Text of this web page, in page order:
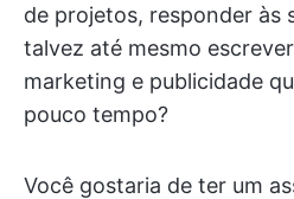
de projetos, responder às
talvez até mesmo
marketing e publicidade
pouco tempo?
Você gostaria de ter um